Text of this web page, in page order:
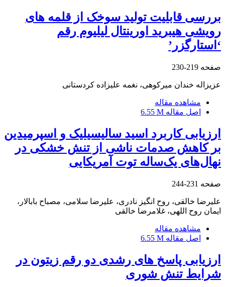
بررسی قابلیت تولید سوخک از قلمه های
رویشی هیبرید اورینتال لیلیوم رقم
‘استارگزر’
صفحه 219-230
عزیزاله خندان میرکوهی، نغمه علیزاده کردستانی
مشاهده مقاله
اصل مقاله 6.55 M
ارزیابی کاربرد اسید سالیسیلیک و اسپرمیدین
بر کاهش صدمات ناشی از تنش خشکی در
نهال‌های یک‌ساله توت آمریکایی
صفحه 231-244
علیرضا خالقی، روح انگیز نادری، علیرضا سلامی، مصباح بابالار،
ایمان روح اللهی، غلامرضا خالقی
مشاهده مقاله
اصل مقاله 6.55 M
ارزیابی پاسخ های رشدی دو رقم زیتون در
شرایط تنش شوری